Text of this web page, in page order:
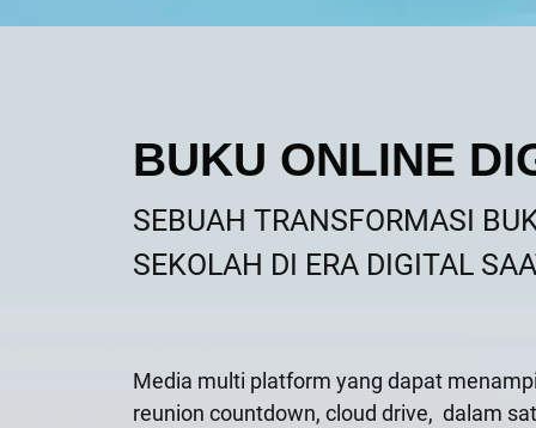
BUKU ONLINE
SEBUAH TRANSFORMASI
SEKOLAH DI ERA DIGITAL
Media multi platform yang dapat
reunion countdown, cloud drive, dalam